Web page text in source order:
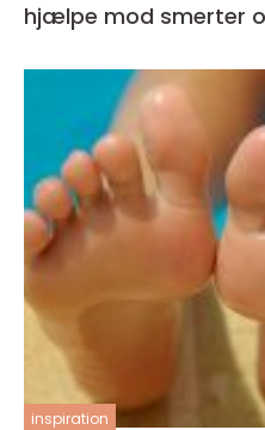
hjælpe mod smerter
inspiration